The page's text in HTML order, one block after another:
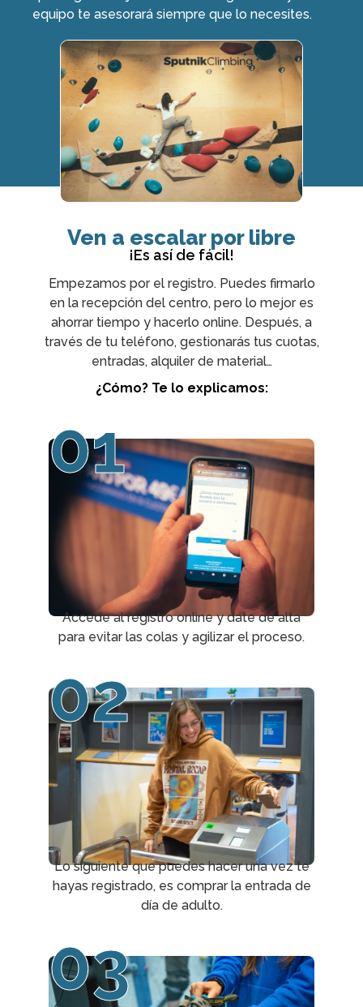
equipo te asesorará siempre que lo necesites.
Ven a escalar por libre
¡Es así de fácil!
Empezamos por el registro. Puedes firmarlo
en la recepción del centro, pero lo mejor es
ahorrar tiempo y hacerlo online. Después, a
través de tu teléfono, gestionarás tus cuotas,
entradas, alquiler de material…
¿Cómo? Te lo explicamos:
01
Accede al registro online y date de alta
para evitar las colas y agilizar el proceso.
02
Lo siguiente que puedes hacer una vez te
hayas registrado, es comprar la entrada de
día de adulto.
03